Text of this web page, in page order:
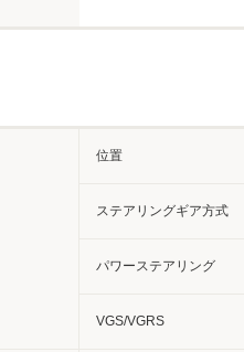
位置
ステアリングギア方式
パワーステアリング
VGS/VGRS